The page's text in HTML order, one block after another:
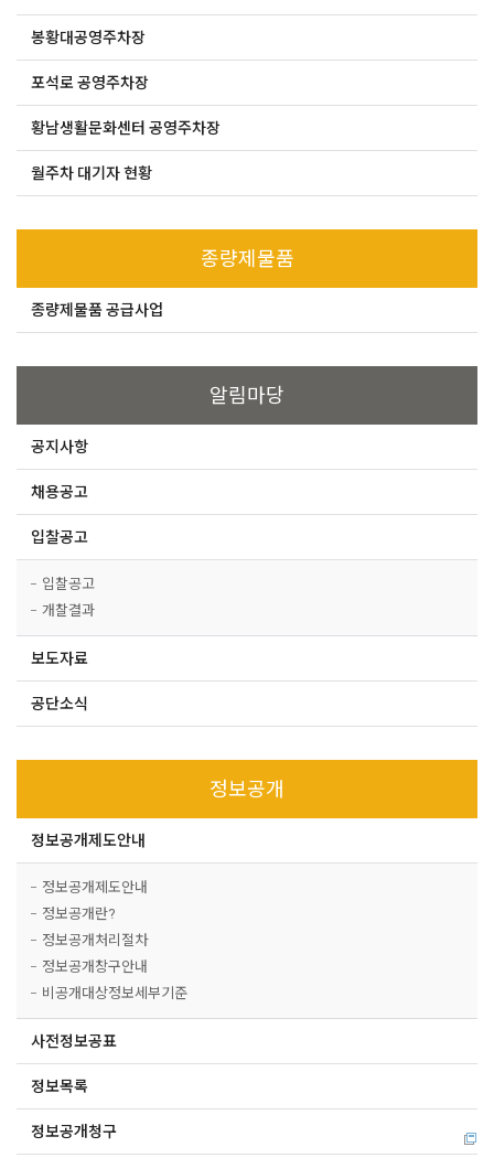
봉황대공영주차장
포석로 공영주차장
황남생활문화센터 공영주차장
월주차 대기자 현황
종량제물품
종량제물품 공급사업
알림마당
공지사항
채용공고
입찰공고
입찰공고
개찰결과
보도자료
공단소식
정보공개
정보공개제도안내
정보공개제도안내
정보공개란?
정보공개처리절차
정보공개창구안내
비공개대상정보세부기준
사전정보공표
정보목록
정보공개청구